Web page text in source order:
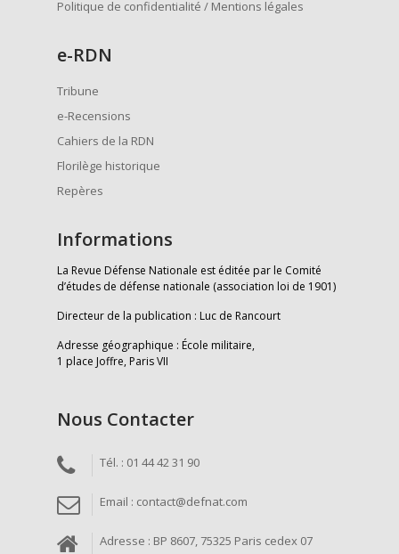
Politique de confidentialité / Mentions légales
e-RDN
Tribune
e-Recensions
Cahiers de la RDN
Florilège historique
Repères
Informations
La Revue Défense Nationale est éditée par le Comité
d’études de défense nationale (association loi de 1901)
Directeur de la publication : Luc de Rancourt
Adresse géographique : École militaire,
1 place Joffre, Paris VII
Nous Contacter
Tél. : 01 44 42 31 90
Email : contact@defnat.com
Adresse : BP 8607, 75325 Paris cedex 07